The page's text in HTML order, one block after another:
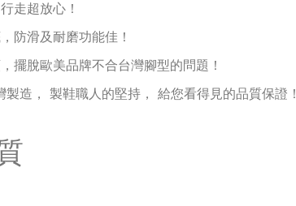
走超放心！
防滑及耐磨功能佳！
擺脫歐美品牌不合台灣腳型的問題！
造， 製鞋職人的堅持， 給您看得見的品質保證！